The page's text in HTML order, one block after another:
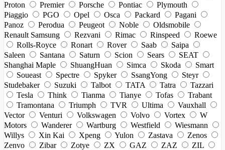
Proton
Premier Porsche Pontiac
Plymouth
Piaggio
PGO Opel Osca Packard
Pagani
Panoz
Perodua Peugeot Noble
Oldsmobile
Renault Samsung
Rezvani Rimac Rinspeed
Roewe
Rolls-Royce
Ronart Rover Saab
Saipa
Saleen
Santana Saturn Scion Sears
SEAT
Shanghai Maple
ShuangHuan Simca Skoda
Smart
Soueast
Spectre Spyker SsangYong
Steyr
Studebaker
Suzuki Talbot TATA Tatra
Tazzari
Tesla
Think Tianma Tianye Tofas
Trabant
Tramontana
Triumph TVR Ultima
Vauxhall
Vector
Venturi Volkswagen Volvo Vortex
W
Motors
Wanderer Wartburg Westfield
Wiesmann
Willys
Xin Kai Xpeng Yulon Zastava
Zenos
Zenvo
Zibar Zotye ZX GAZ ZAZ
ZIL